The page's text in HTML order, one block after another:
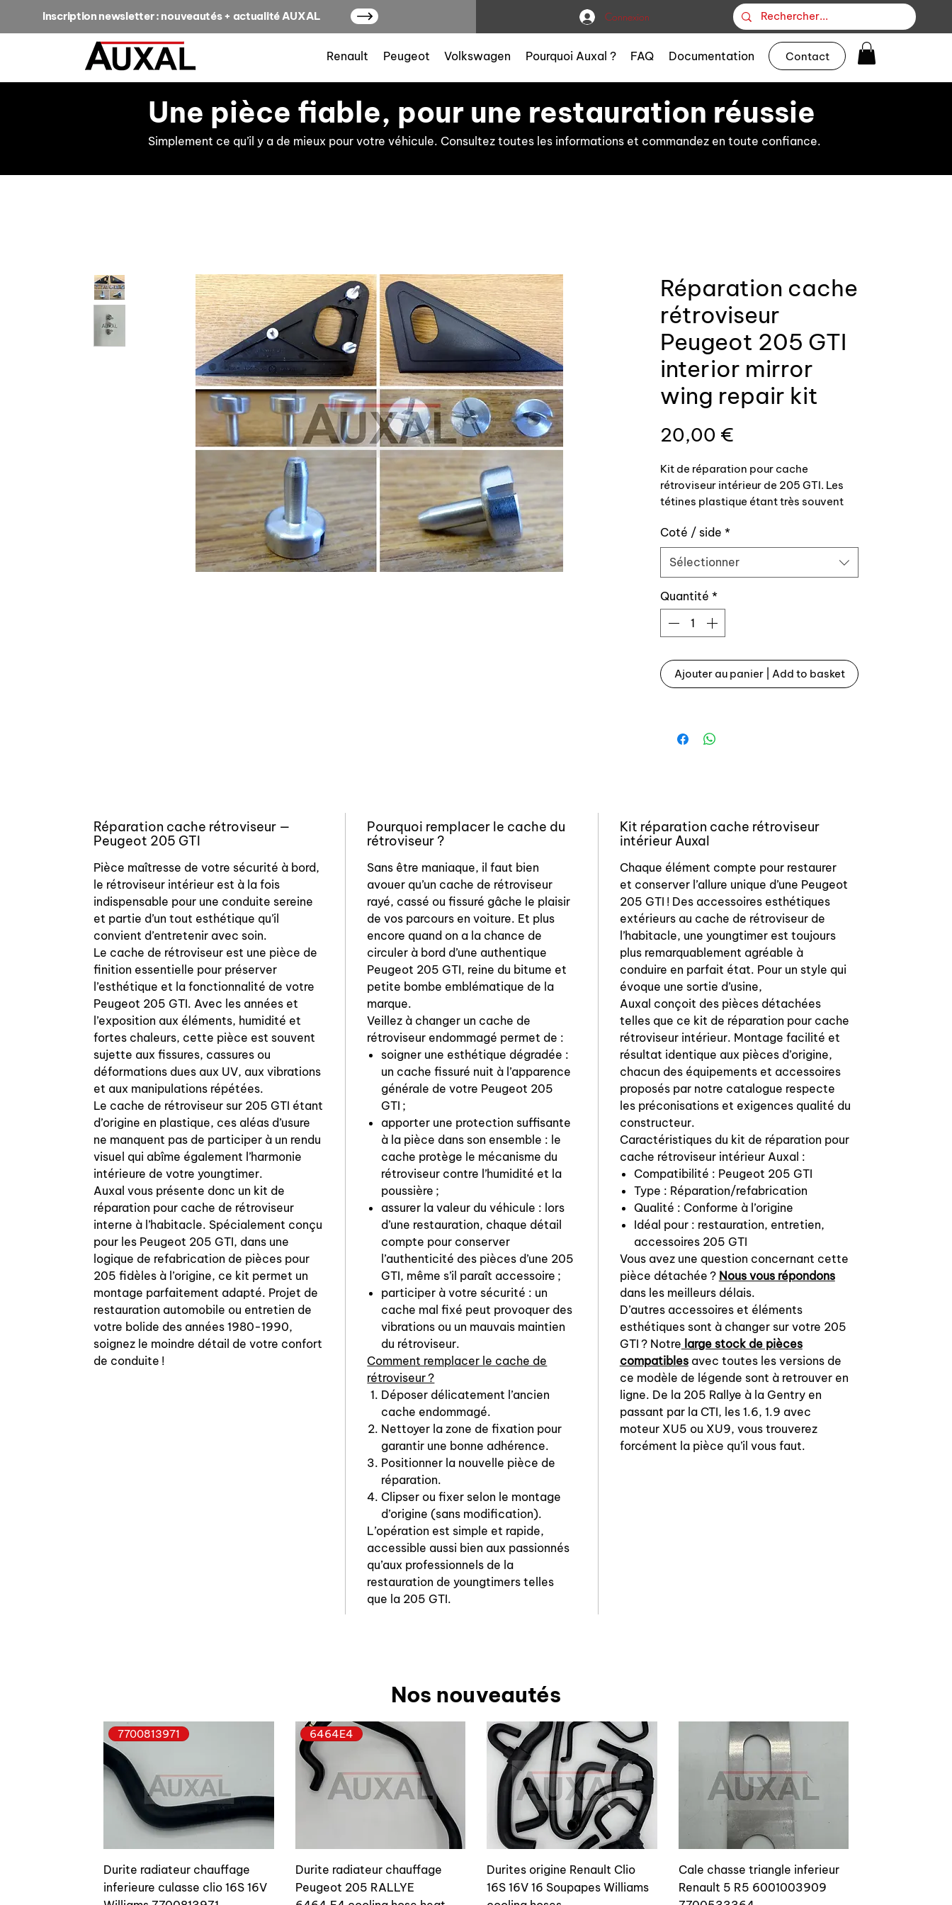
Inscription newsletter : nouveautés + actualité AUXAL Connexion
Renault Peugeot Volkswagen Pourquoi Auxal ? FAQ Documentation Contact
Une pièce fiable, pour une restauration réussie
Simplement ce qu’il y a de mieux pour votre véhicule. Consultez toutes les informations et commandez en toute confiance.
Réparation cache
rétroviseur
Peugeot 205 GTI
interior mirror
wing repair kit
20,00 €
Kit de réparation pour cache
rétroviseur intérieur de 205 GTI. Les
tétines plastique étant très souvent
kit vous permettant de réparer votre
cache.
colle epoxy bi-composants pour le
collage.
Inner wings mirrors repair kit for
Peugeot 205 GTI
Coté / side *
Sélectionner
Quantité *
Ajouter au panier | Add to basket
Réparation cache rétroviseur —
Peugeot 205 GTI
Pièce maîtresse de votre sécurité à bord,
le rétroviseur intérieur est à la fois
indispensable pour une conduite sereine
et partie d’un tout esthétique qu’il
convient d’entretenir avec soin.
Le cache de rétroviseur est une pièce de
finition essentielle pour préserver
l’esthétique et la fonctionnalité de votre
Peugeot 205 GTI. Avec les années et
l’exposition aux éléments, humidité et
fortes chaleurs, cette pièce est souvent
sujette aux fissures, cassures ou
déformations dues aux UV, aux vibrations
et aux manipulations répétées.
Le cache de rétroviseur sur 205 GTI étant
d’origine en plastique, ces aléas d’usure
ne manquent pas de participer à un rendu
visuel qui abîme également l’harmonie
intérieure de votre youngtimer.
Auxal vous présente donc un kit de
réparation pour cache de rétroviseur
interne à l’habitacle. Spécialement conçu
pour les Peugeot 205 GTI, dans une
logique de refabrication de pièces pour
205 fidèles à l’origine, ce kit permet un
montage parfaitement adapté. Projet de
restauration automobile ou entretien de
votre bolide des années 1980-1990,
soignez le moindre détail de votre confort
de conduite !
Pourquoi remplacer le cache du
rétroviseur ?
Sans être maniaque, il faut bien
avouer qu’un cache de rétroviseur
rayé, cassé ou fissuré gâche le plaisir
de vos parcours en voiture. Et plus
encore quand on a la chance de
circuler à bord d’une authentique
Peugeot 205 GTI, reine du bitume et
petite bombe emblématique de la
marque.
Veillez à changer un cache de
rétroviseur endommagé permet de :
soigner une esthétique dégradée :
un cache fissuré nuit à l’apparence
générale de votre Peugeot 205
GTI ;
apporter une protection suffisante
à la pièce dans son ensemble : le
cache protège le mécanisme du
rétroviseur contre l’humidité et la
poussière ;
assurer la valeur du véhicule : lors
d’une restauration, chaque détail
compte pour conserver
l’authenticité des pièces d’une 205
GTI, même s’il paraît accessoire ;
participer à votre sécurité : un
cache mal fixé peut provoquer des
vibrations ou un mauvais maintien
du rétroviseur.
Comment remplacer le cache de
rétroviseur ?
Déposer délicatement l’ancien
cache endommagé.
Nettoyer la zone de fixation pour
garantir une bonne adhérence.
Positionner la nouvelle pièce de
réparation.
Clipser ou fixer selon le montage
d’origine (sans modification).
L’opération est simple et rapide,
accessible aussi bien aux passionnés
qu’aux professionnels de la
restauration de youngtimers telles
que la 205 GTI.
Kit réparation cache rétroviseur
intérieur Auxal
Chaque élément compte pour restaurer
et conserver l’allure unique d’une Peugeot
205 GTI ! Des accessoires esthétiques
extérieurs au cache de rétroviseur de
l’habitacle, une youngtimer est toujours
plus remarquablement agréable à
conduire en parfait état. Pour un style qui
évoque une sortie d’usine,
Auxal conçoit des pièces détachées
telles que ce kit de réparation pour cache
rétroviseur intérieur. Montage facilité et
résultat identique aux pièces d’origine,
chacun des équipements et accessoires
proposés par notre catalogue respecte
les préconisations et exigences qualité du
constructeur.
Caractéristiques du kit de réparation pour
cache rétroviseur intérieur Auxal :
Compatibilité : Peugeot 205 GTI
Type : Réparation/refabrication
Qualité : Conforme à l’origine
Idéal pour : restauration, entretien,
accessoires 205 GTI
Vous avez une question concernant cette
pièce détachée ? Nous vous répondons
dans les meilleurs délais.
D’autres accessoires et éléments
esthétiques sont à changer sur votre 205
GTI ? Notre large stock de pièces
compatiblesavec toutes les versions de
ce modèle de légende sont à retrouver en
ligne. De la 205 Rallye à la Gentry en
passant par la CTI, les 1.6, 1.9 avec
moteur XU5 ou XU9, vous trouverez
forcément la pièce qu’il vous faut.
Nos nouveautés
7700813971
Durite radiateur chauffage
inferieure culasse clio 16S 16V
6464E4
Durite radiateur chauffage
Peugeot 205 RALLYE
Durites origine Renault Clio
16S 16V 16 Soupapes Williams
Cale chasse triangle inferieur
Renault 5 R5 6001003909